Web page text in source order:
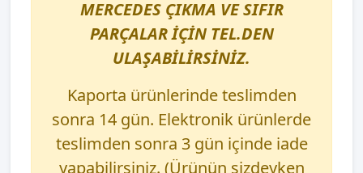
MERCEDES ÇIKMA VE SIFIR
PARÇALAR İÇİN TEL.DEN
ULAŞABİLİRSİNİZ.
Kaporta ürünlerinde teslimden
sonra 14 gün. Elektronik ürünlerde
teslimden sonra 3 gün içinde iade
yapabilirsiniz. (Ürünün sizdeyken